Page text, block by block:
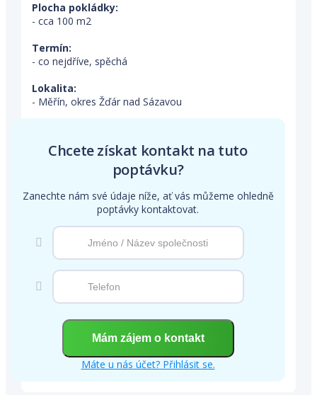
Plocha pokládky:
- cca 100 m2
Termín:
- co nejdříve, spěchá
Lokalita:
- Měřín, okres Žďár nad Sázavou
Chcete získat kontakt na tuto
poptávku?
Zanechte nám své údaje níže, ať vás můžeme ohledně
poptávky kontaktovat.
Máte u nás účet? Přihlásit se.